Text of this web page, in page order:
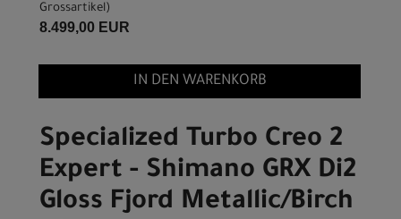
Grossartikel)
8.499,00 EUR
IN DEN WARENKORB
Specialized Turbo Creo 2
Expert - Shimano GRX Di2
Gloss Fjord Metallic/Birch